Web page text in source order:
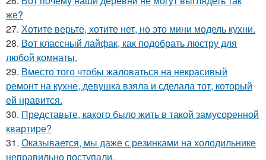
же?
27. Хотите верьте, хотите нет, но это мини модель кухни.
28. Вот классный лайфак, как подобрать люстру для
любой комнаты.
29. Вместо того чтобы жаловаться на некрасивый
ремонт на кухне, девушка взяла и сделала тот, который
ей нравится.
30. Представьте, какого было жить в такой замусоренной
квартире?
31. Оказывается, мы даже с резинками на холодильнике
неправильно поступали.